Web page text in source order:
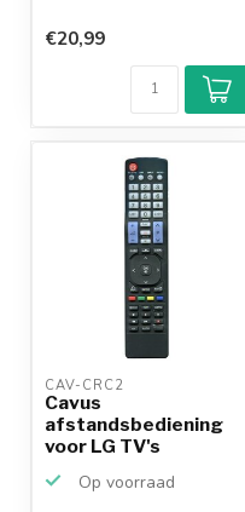
€20,99
CAV-CRC2
Cavus
afstandsbediening
voor LG TV's
Op voorraad